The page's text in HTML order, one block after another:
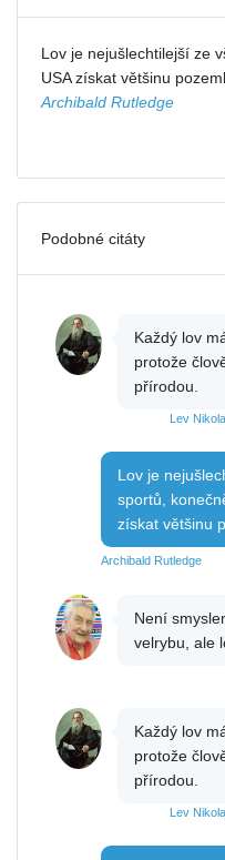
Lov je nejušlechtilejší ze
USA získat většinu
Archibald Rutledge
Podobné citáty
Každý lov
protože
přírodou.
Lev
Lov je
sportů,
získat většinu
Archibald Rutledge
Není
velrybu, ale
Každý lov
protože
přírodou.
Lev